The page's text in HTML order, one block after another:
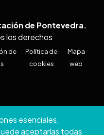
esenciales,
aceptarlas todas
de Pontevedra.
los derechos
de
Política de
cookies
Mapa
web